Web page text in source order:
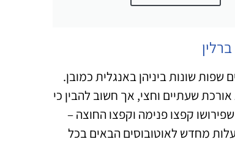
שפות שונות ביניהן באנגלית כמובן.
שעתיים וחצי, אך חשוב להבין כי
קפצו פנימה וקפצו החוצה –
מחדש לאוטובוסים הבאים בכל